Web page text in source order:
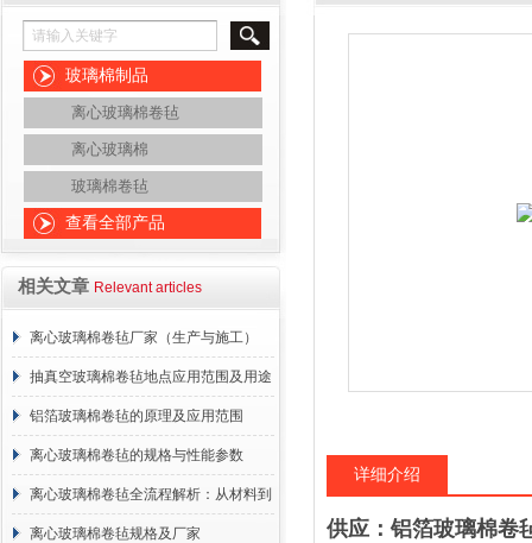
玻璃棉制品
离心玻璃棉卷毡
离心玻璃棉
玻璃棉卷毡
查看全部产品
相关文章 Relevant articles
离心玻璃棉卷毡厂家（生产与施工）
抽真空玻璃棉卷毡地点应用范围及用途
说明
铝箔玻璃棉卷毡的原理及应用范围
离心玻璃棉卷毡的规格与性能参数
离心玻璃棉卷毡全流程解析：从材料到
施工
离心玻璃棉卷毡规格及厂家
详细介绍
供应：铝箔玻璃棉卷